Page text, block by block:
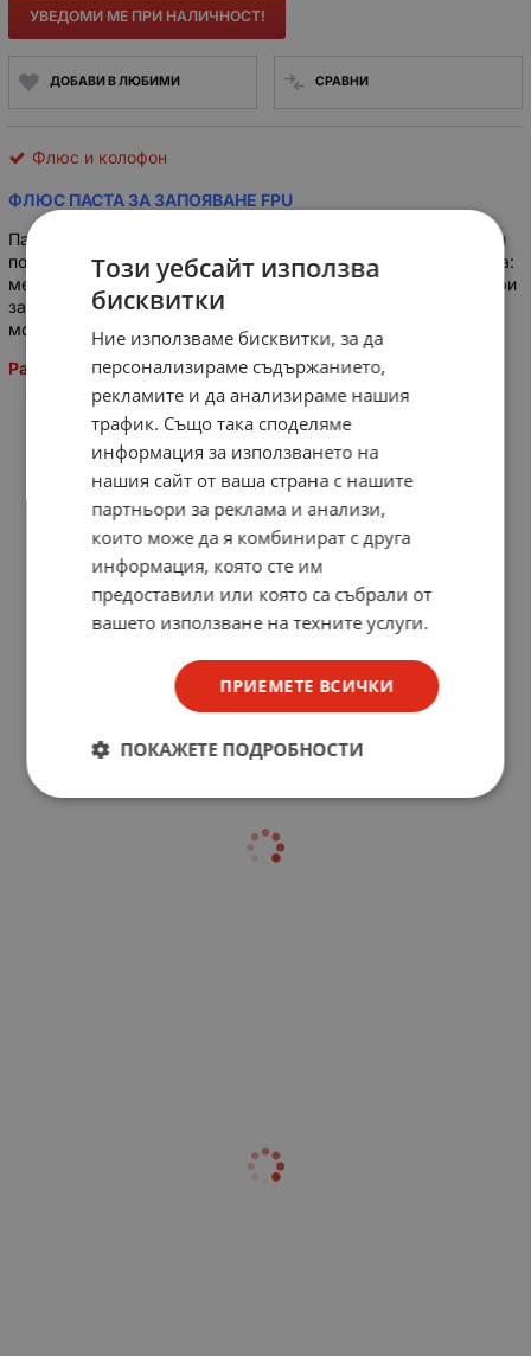
УВЕДОМИ МЕ ПРИ НАЛИЧНОСТ!
ДОБАВИ В ЛЮБИМИ СРАВНИ
Флюс и колофон
ФЛЮС ПАСТА ЗА ЗАПОЯВАНЕ FPU
Пастообразен флюс по нова формула с изключително добри
показатели при запояване чрез поялник с калаени припои на:
мед и медни сплави, желязо, никел, цинк и др. Подходящ при
запояване в електрониката и електротехниката, както при
монтажи, така и при ремонт. Неокислява след употрба.
Разпродадени!
Този уебсайт използва
бисквитки
Ние използваме бисквитки, за да
персонализираме съдържанието,
рекламите и да анализираме нашия
трафик. Също така споделяме
информация за използването на
нашия сайт от ваша страна с нашите
партньори за реклама и анализи,
които може да я комбинират с друга
информация, която сте им
предоставили или която са събрали от
вашето използване на техните услуги.
ПРИЕМЕТЕ ВСИЧКИ
ПОКАЖЕТЕ ПОДРОБНОСТИ